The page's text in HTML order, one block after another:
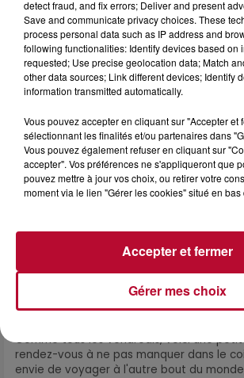
Marre des plages bondées et des visites
? La Chambre de Métiers et de
propose une alternative bien plus vivante
Comme tous les vendredis, voici une
rendez-vous à ne pas manquer dans le
envie de voyager à l'autre bout du
detect fraud, and fix errors; Deliver and present
Save and communicate privacy choices. These
process personal data such as IP address and
following functionalities: Identify devices based on
requested; Use precise geolocation data; Match
other data sources; Link different devices; Identify
information transmitted automatically.
Vous pouvez accepter en cliquant sur "Accepter et
sélectionnant les finalités et/ou partenaires dans
Vous pouvez également refuser en cliquant sur
accepter". Vos préférences ne s'appliqueront que
pouvez mettre à jour vos choix, ou retirer votre
moment via le lien "Gérer les cookies" situé en
Gérer mes choix
Accepter et fermer